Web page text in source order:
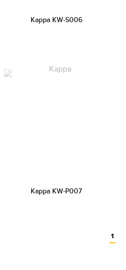
Kappa KW-S006
Kappa KW-P007
1